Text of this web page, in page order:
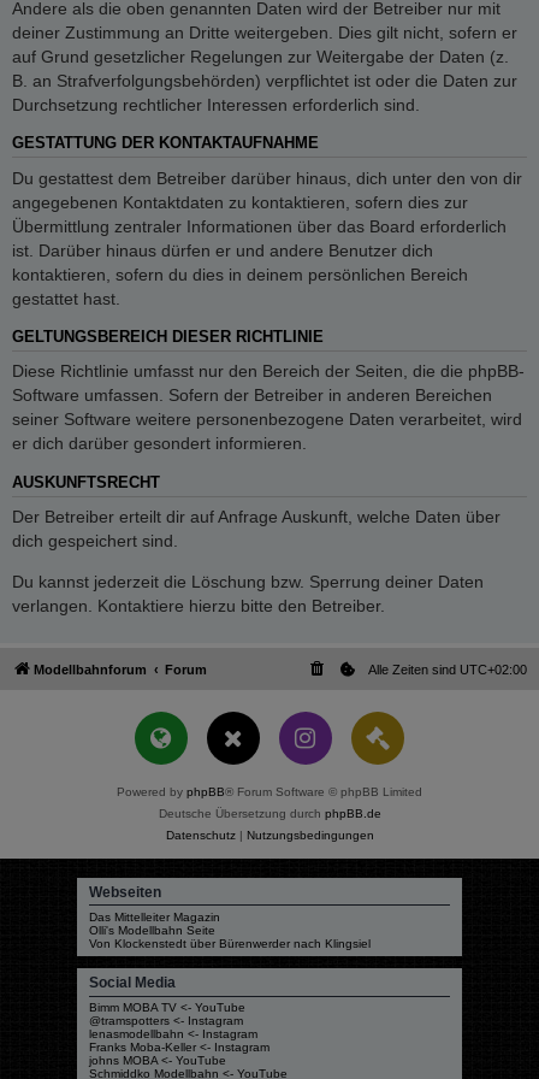
Andere als die oben genannten Daten wird der Betreiber nur mit
deiner Zustimmung an Dritte weitergeben. Dies gilt nicht, sofern er
auf Grund gesetzlicher Regelungen zur Weitergabe der Daten (z.
B. an Strafverfolgungsbehörden) verpflichtet ist oder die Daten zur
Durchsetzung rechtlicher Interessen erforderlich sind.
GESTATTUNG DER KONTAKTAUFNAHME
Du gestattest dem Betreiber darüber hinaus, dich unter den von dir
angegebenen Kontaktdaten zu kontaktieren, sofern dies zur
Übermittlung zentraler Informationen über das Board erforderlich
ist. Darüber hinaus dürfen er und andere Benutzer dich
kontaktieren, sofern du dies in deinem persönlichen Bereich
gestattet hast.
GELTUNGSBEREICH DIESER RICHTLINIE
Diese Richtlinie umfasst nur den Bereich der Seiten, die die phpBB-
Software umfassen. Sofern der Betreiber in anderen Bereichen
seiner Software weitere personenbezogene Daten verarbeitet, wird
er dich darüber gesondert informieren.
AUSKUNFTSRECHT
Der Betreiber erteilt dir auf Anfrage Auskunft, welche Daten über
dich gespeichert sind.
Du kannst jederzeit die Löschung bzw. Sperrung deiner Daten
verlangen. Kontaktiere hierzu bitte den Betreiber.
Modellbahnforum Forum Alle Zeiten sind UTC+02:00
Powered by phpBB® Forum Software © phpBB Limited
Deutsche Übersetzung durch phpBB.de
Datenschutz| Nutzungsbedingungen
Webseiten
Das Mittelleiter Magazin
Olli's Modellbahn Seite
Von Klockenstedt über Bürenwerder nach Klingsiel
Social Media
Bimm MOBA TV <- YouTube
@tramspotters <- Instagram
lenasmodellbahn <- Instagram
Franks Moba-Keller <- Instagram
johns MOBA <- YouTube
Schmiddko Modellbahn <- YouTube